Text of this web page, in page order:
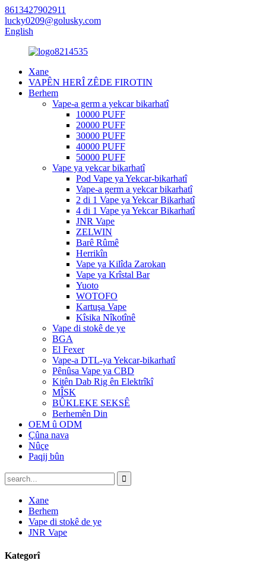
8613427902911
lucky0209@golusky.com
English
Xane
VAPÊN HERÎ ZÊDE FIROTIN
Berhem
Vape-a germ a yekcar bikarhatî
10000 PUFF
20000 PUFF
30000 PUFF
40000 PUFF
50000 PUFF
Vape ya yekcar bikarhatî
Pod Vape ya Yekcar-bikarhatî
Vape-a germ a yekcar bikarhatî
2 di 1 Vape ya Yekcar Bikarhatî
4 di 1 Vape ya Yekcar Bikarhatî
JNR Vape
ZELWIN
Barê Rûmê
Herrikîn
Vape ya Kilîda Zarokan
Vape ya Krîstal Bar
Yuoto
WOTOFO
Kartuşa Vape
Kîsika Nîkotînê
Vape di stokê de ye
BGA
El Fexer
Vape-a DTL-ya Yekcar-bikarhatî
Pênûsa Vape ya CBD
Kitên Dab Rig ên Elektrîkî
MÎSK
BÛKLEKE SEKSÊ
Berhemên Din
OEM û ODM
Çûna nava
Nûçe
Paqij bûn
Xane
Berhem
Vape di stokê de ye
JNR Vape
Kategorî